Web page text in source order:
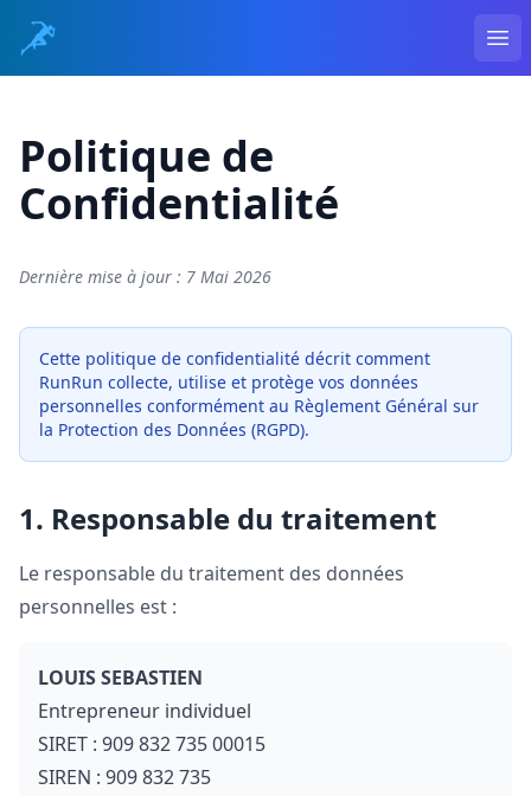
Politique de
Confidentialité
Dernière mise à jour : 7 Mai 2026
Cette politique de confidentialité décrit comment
RunRun collecte, utilise et protège vos données
personnelles conformément au Règlement Général sur
la Protection des Données (RGPD).
1. Responsable du traitement
Le responsable du traitement des données
personnelles est :
LOUIS SEBASTIEN
Entrepreneur individuel
SIRET : 909 832 735 00015
SIREN : 909 832 735